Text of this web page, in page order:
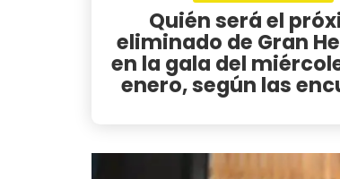
Quién será el
eliminado de Gran
en la gala del
enero, según las